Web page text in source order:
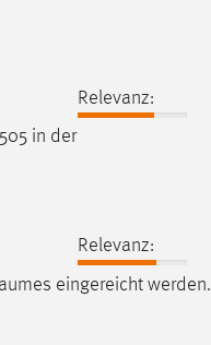
Relevanz:
505 in der
Relevanz:
eingereicht werden.